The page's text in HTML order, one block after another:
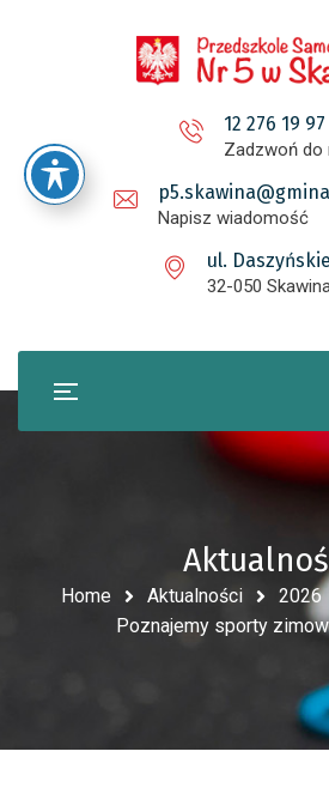
12 276 19 97
Zadzwoń do
Napisz wiadomość
ul.
32-050
Home Aktualności 2026
Poznajemy sporty